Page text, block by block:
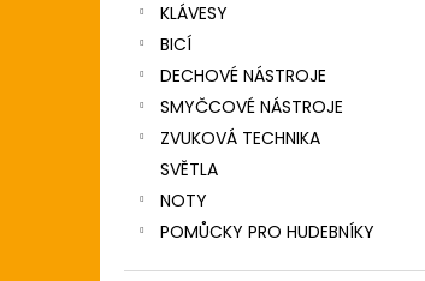
KLÁVESY
BICÍ
DECHOVÉ NÁSTROJE
SMYČCOVÉ NÁSTROJE
ZVUKOVÁ TECHNIKA
SVĚTLA
NOTY
POMŮCKY PRO HUDEBNÍKY